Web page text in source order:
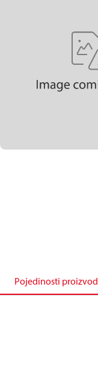
Pojedinosti